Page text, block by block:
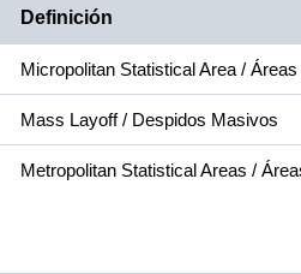
Definición
Micropolitan Statistical Area /
Mass Layoff / Despidos Masivos
Metropolitan Statistical Areas /